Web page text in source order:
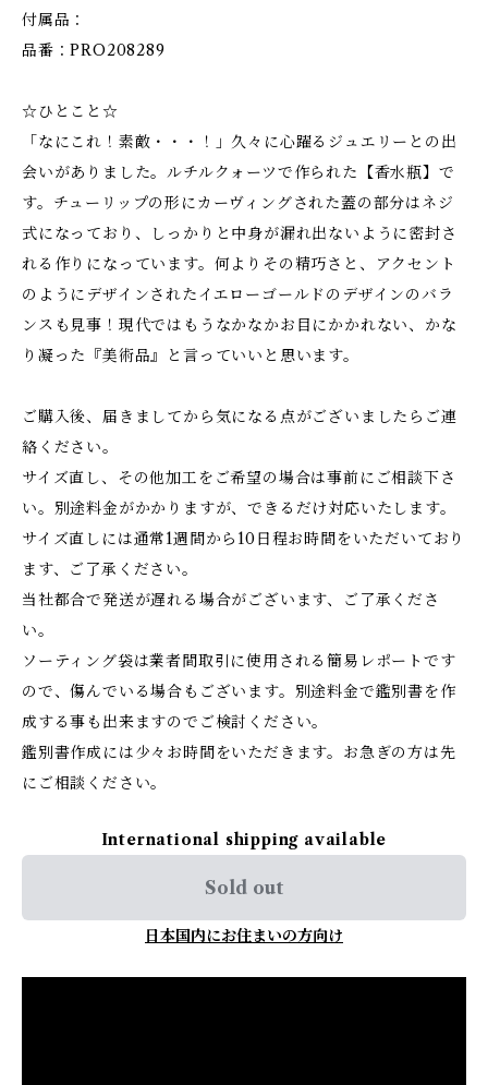
付属品：
品番：PRO208289
☆ひとこと☆
「なにこれ！素敵・・・！」久々に心躍るジュエリーとの出
会いがありました。ルチルクォーツで作られた【香水瓶】で
す。チューリップの形にカーヴィングされた蓋の部分はネジ
式になっており、しっかりと中身が漏れ出ないように密封さ
れる作りになっています。何よりその精巧さと、アクセント
のようにデザインされたイエローゴールドのデザインのバラ
ンスも見事！現代ではもうなかなかお目にかかれない、かな
り凝った『美術品』と言っていいと思います。
ご購入後、届きましてから気になる点がございましたらご連
絡ください。
サイズ直し、その他加工をご希望の場合は事前にご相談下さ
い。別途料金がかかりますが、できるだけ対応いたします。
サイズ直しには通常1週間から10日程お時間をいただいており
ます、ご了承ください。
当社都合で発送が遅れる場合がございます、ご了承くださ
い。
ソーティング袋は業者間取引に使用される簡易レポートです
ので、傷んでいる場合もございます。別途料金で鑑別書を作
成する事も出来ますのでご検討ください。
鑑別書作成には少々お時間をいただきます。お急ぎの方は先
にご相談ください。
International shipping available
Sold out
日本国内にお住まいの方向け